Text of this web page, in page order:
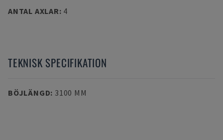
ANTAL AXLAR: 4
TEKNISK SPECIFIKATION
BÖJLÄNGD: 3100 MM